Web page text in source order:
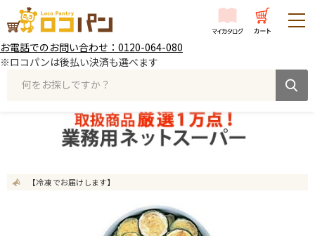
お電話でのお問い合わせ：0120-064-080
※ロコパンは後払い決済も選べます
何をお探しですか？
【冷凍 でお届けします】